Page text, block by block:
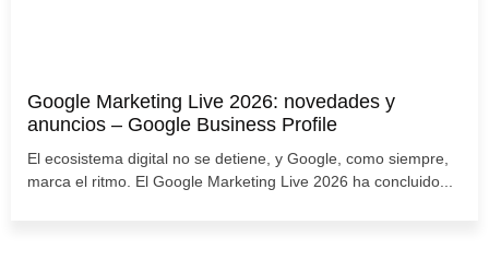
Google Marketing Live 2026: novedades y
anuncios – Google Business Profile
El ecosistema digital no se detiene, y Google, como siempre,
marca el ritmo. El Google Marketing Live 2026 ha concluido...